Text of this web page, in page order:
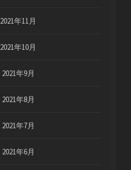
2021年11月
2021年10月
2021年9月
2021年8月
2021年7月
2021年6月